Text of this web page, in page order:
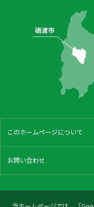
このホームページについて
お問い合わせ